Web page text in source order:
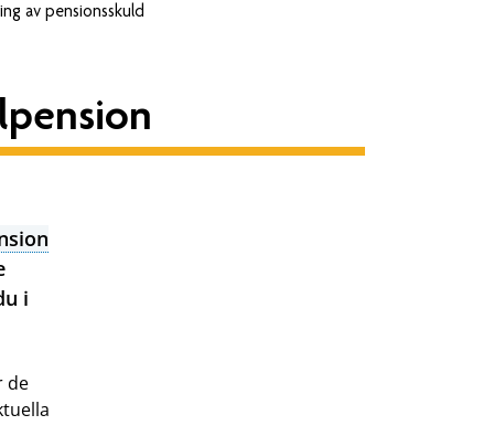
av pensionsskuld
i
de